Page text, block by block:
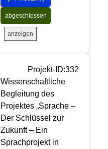
abgeschlossen
anzeigen
Projekt-ID:332
Wissenschaftliche
Begleitung des
Projektes „Sprache –
Der Schlüssel zur
Zukunft – Ein
Sprachprojekt in